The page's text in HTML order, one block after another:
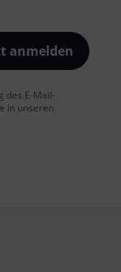
anmelden
des E-Mail-
in unseren